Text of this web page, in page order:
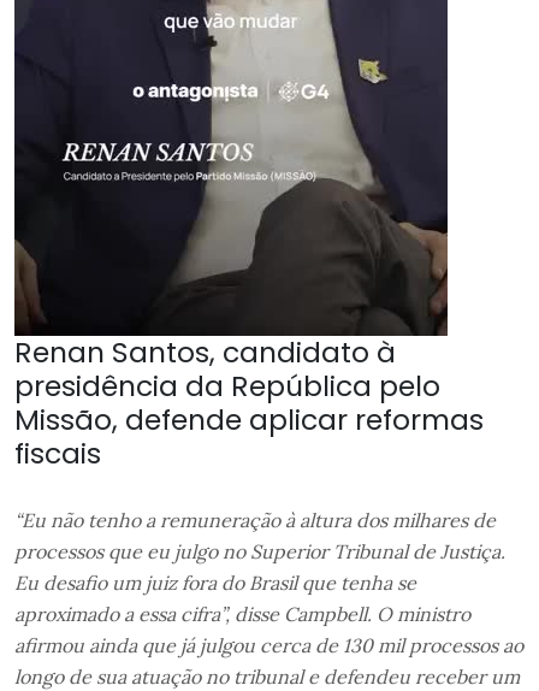
Renan Santos, candidato à
presidência da República pelo
Missão, defende aplicar reformas
fiscais
“Eu não tenho a remuneração à altura dos milhares de
processos que eu julgo no Superior Tribunal de Justiça.
Eu desafio um juiz fora do Brasil que tenha se
aproximado a essa cifra”, disse Campbell. O ministro
afirmou ainda que já julgou cerca de 130 mil processos ao
longo de sua atuação no tribunal e defendeu receber um